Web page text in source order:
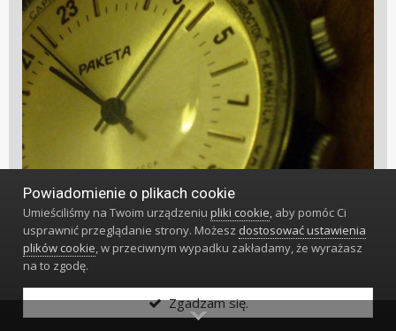
Powiadomienie o plikach cookie
Umieściliśmy na Twoim urządzeniupliki cookie, aby pomóc Ci
usprawnić przeglądanie strony. Możesz dostosować ustawienia
plików cookie, w przeciwnym wypadku zakładamy, że wyrażasz
na to zgodę.
Zgadzam się.